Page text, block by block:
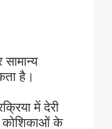
है।
में देरी
कोशिकाओं के